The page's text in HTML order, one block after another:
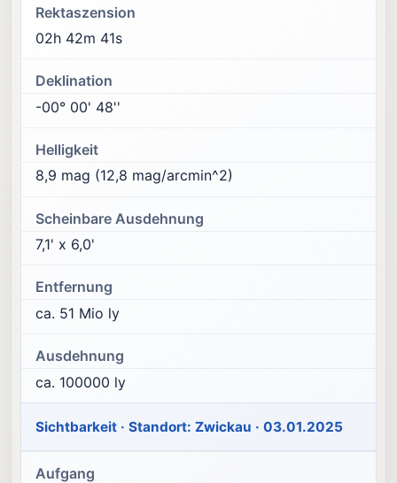
Rektaszension
02h 42m 41s
Deklination
-00° 00' 48''
Helligkeit
8,9 mag (12,8 mag/arcmin^2)
Scheinbare Ausdehnung
7,1' x 6,0'
Entfernung
ca. 51 Mio ly
Ausdehnung
ca. 100000 ly
Sichtbarkeit · Standort: Zwickau · 03.01.2025
Aufgang